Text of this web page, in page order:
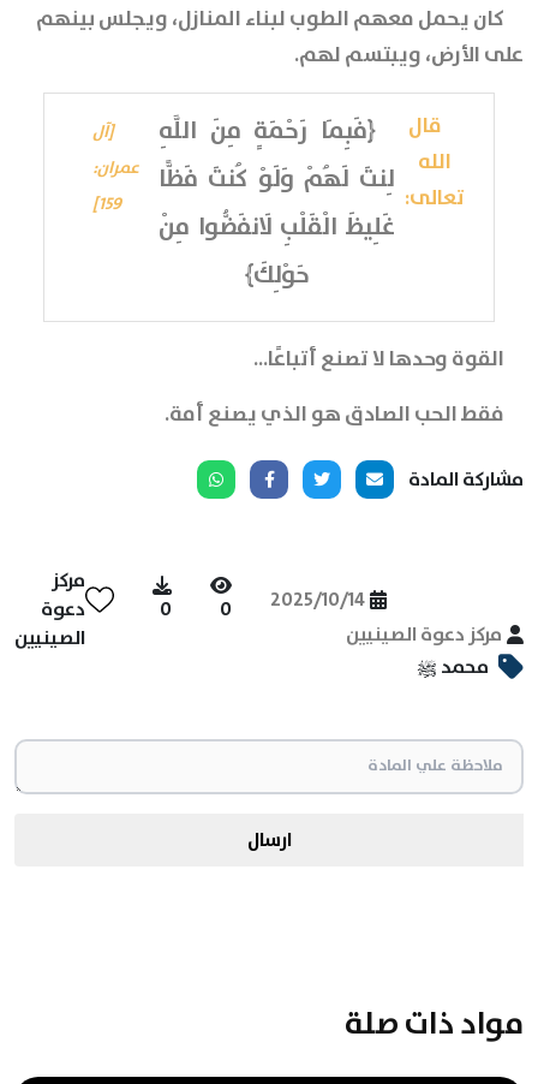
كان يحمل معهم الطوب لبناء المنازل، ويجلس بينهم
على الأرض، ويبتسم لهم.
قال
الله
تعالى:
﴿فَبِمَا رَحْمَةٍ مِنَ اللَّهِ
لِنتَ لَهُمْ وَلَوْ كُنتَ فَظًّا
غَلِيظَ الْقَلْبِ لَانفَضُّوا مِنْ
حَوْلِكَ﴾
[آل
عمران:
159]
القوة وحدها لا تصنع أتباعًا…
فقط الحب الصادق هو الذي يصنع أمة.
مشاركة المادة
مركز دعوة الصينيين
2025/10/14
0
0
مركز
دعوة
الصينيين
محمد ﷺ
ارسال
مواد ذات صلة